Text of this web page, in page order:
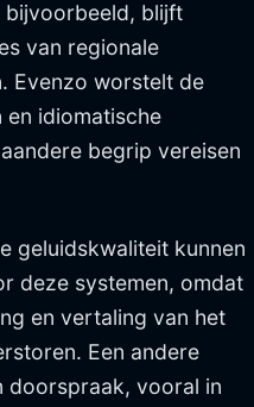
bijvoorbeeld, blijft
van regionale
Evenzo worstelt de
idiomatische
begrip vereisen
geluidskwaliteit kunnen
deze systemen, omdat
en vertaling van het
Een andere
doorspraak, vooral in